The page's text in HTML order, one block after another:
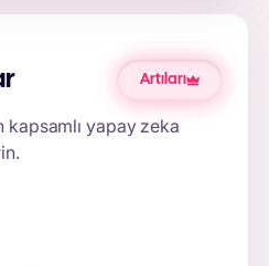
Artıları
yapay zeka